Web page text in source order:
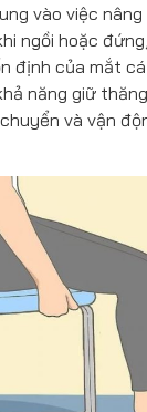
vào việc
ngồi hoặc
định của mắt
năng giữ
và vận